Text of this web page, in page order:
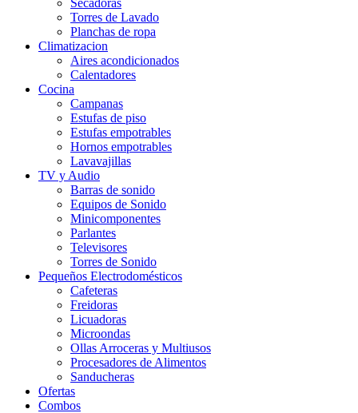
Torres de Lavado
Planchas de ropa
Climatizacion
Aires acondicionados
Calentadores
Cocina
Campanas
Estufas de piso
Estufas empotrables
Hornos empotrables
Lavavajillas
TV y Audio
Barras de sonido
Equipos de Sonido
Minicomponentes
Parlantes
Televisores
Torres de Sonido
Pequeños Electrodomésticos
Cafeteras
Freidoras
Licuadoras
Microondas
Ollas Arroceras y Multiusos
Procesadores de Alimentos
Sanducheras
Ofertas
Combos